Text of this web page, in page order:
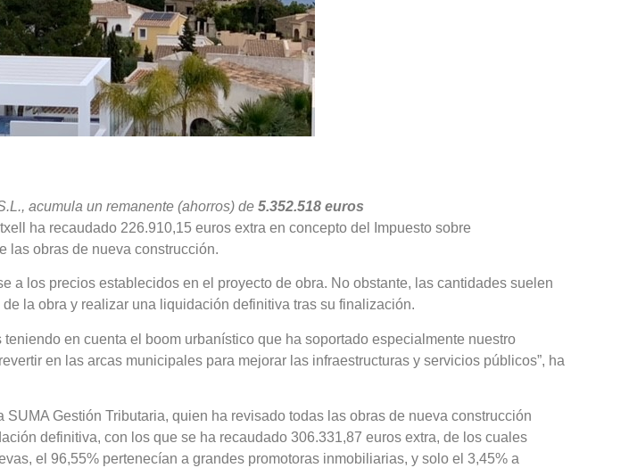
acumula un remanente (ahorros) de 5.352.518 euros
ha recaudado 226.910,15 euros extra en concepto del Impuesto sobre
las obras de nueva construcción.
los precios establecidos en el proyecto de obra. No obstante, las cantidades suelen
la obra y realizar una liquidación definitiva tras su finalización.
en cuenta el boom urbanístico que ha soportado especialmente nuestro
en las arcas municipales para mejorar las infraestructuras y servicios públicos”, ha
Gestión Tributaria, quien ha revisado todas las obras de nueva construcción
definitiva, con los que se ha recaudado 306.331,87 euros extra, de los cuales
el 96,55% pertenecían a grandes promotoras inmobiliarias, y solo el 3,45% a